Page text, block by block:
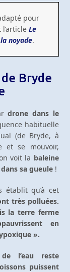
pour
Le
noyade.
Bryde
drone dans le
habituelle
(de Bryde, à
et se mouvoir,
voit la baleine
sa gueule !
établit qu’à cet
très polluées.
la terre ferme
en
».
l’eau reste
puissent